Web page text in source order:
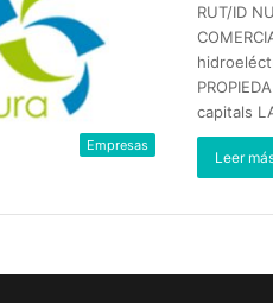
Empresas
RUT/ID
capitals
Leer